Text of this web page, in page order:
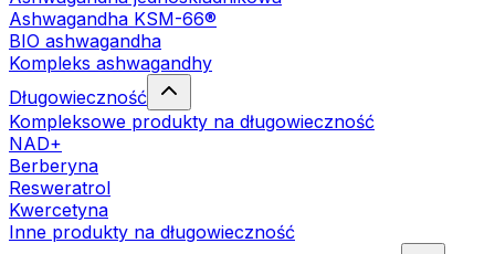
Ashwagandha KSM-66®
BIO ashwagandha
Kompleks ashwagandhy
Długowieczność
Kompleksowe produkty na długowieczność
NAD+
Berberyna
Resweratrol
Kwercetyna
Inne produkty na długowieczność